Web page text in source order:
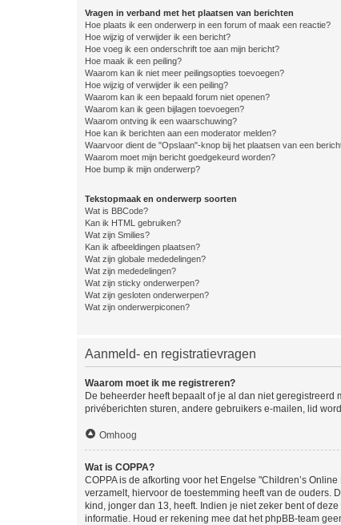
Vragen in verband met het plaatsen van berichten
Hoe plaats ik een onderwerp in een forum of maak een reactie?
Hoe wijzig of verwijder ik een bericht?
Hoe voeg ik een onderschrift toe aan mijn bericht?
Hoe maak ik een peiling?
Waarom kan ik niet meer peilingsopties toevoegen?
Hoe wijzig of verwijder ik een peiling?
Waarom kan ik een bepaald forum niet openen?
Waarom kan ik geen bijlagen toevoegen?
Waarom ontving ik een waarschuwing?
Hoe kan ik berichten aan een moderator melden?
Waarvoor dient de "Opslaan"-knop bij het plaatsen van een
Waarom moet mijn bericht goedgekeurd worden?
Hoe bump ik mijn onderwerp?
Tekstopmaak en onderwerp soorten
Wat is BBCode?
Kan ik HTML gebruiken?
Wat zijn Smilies?
Kan ik afbeeldingen plaatsen?
Wat zijn globale mededelingen?
Wat zijn mededelingen?
Wat zijn sticky onderwerpen?
Wat zijn gesloten onderwerpen?
Wat zijn onderwerpiconen?
Aanmeld- en registratievragen
Waarom moet ik me registreren?
De beheerder heeft bepaalt of je al dan niet
privéberichten sturen, andere gebruikers e-mailen, lid
Omhoog
Wat is COPPA?
COPPA is de afkorting voor het Engelse "Children’s
verzamelt, hiervoor de toestemming heeft van de ouders.
kind, jonger dan 13, heeft. Indien je niet zeker bent of
informatie. Houd er rekening mee dat het phpBB-team